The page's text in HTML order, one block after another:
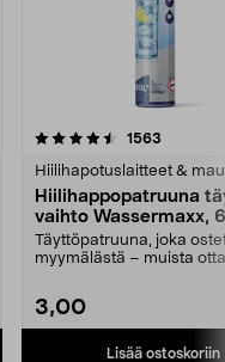
1563
Hiilihapotuslaitteet &
Hiilihappopatruuna
vaihto Wassermaxx,
Täyttöpatruuna, joka
myymälästä – muista
3,00
Lisää ostoskoriin
4.5viidestä